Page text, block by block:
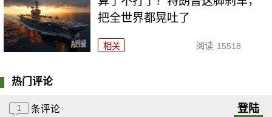
把全世界都晃吐了
相关 阅读 15518
热门评论
1 条评论 登陆